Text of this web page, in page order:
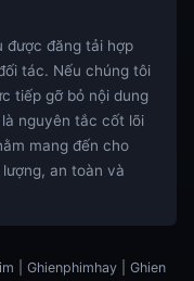
được đăng tải hợp
tác. Nếu chúng tôi
tiếp gỡ bỏ nội dung
nguyên tắc cốt lõi
mang đến cho
an toàn và
| Ghienphimhay | Ghien